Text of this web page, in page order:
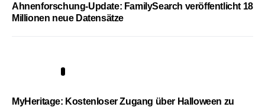
Ahnenforschung-Update: FamilySearch veröffentlicht 18
Millionen neue Datensätze
MyHeritage: Kostenloser Zugang über Halloween zu